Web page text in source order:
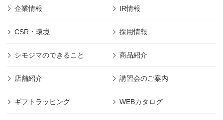
企業情報 IR情報
CSR・環境 採用情報
シモジマのできること 商品紹介
店舗紹介 講習会のご案内
ギフトラッピング WEBカタログ